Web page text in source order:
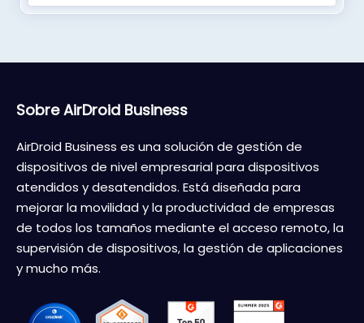
Sobre AirDroid Business
AirDroid Business es una solución de gestión de
dispositivos de nivel empresarial para dispositivos
atendidos y desatendidos. Está diseñada para
mejorar la movilidad y la productividad de empresas
de todos los tamaños mediante el acceso remoto, la
supervisión de dispositivos, la gestión de aplicaciones
y mucho más.